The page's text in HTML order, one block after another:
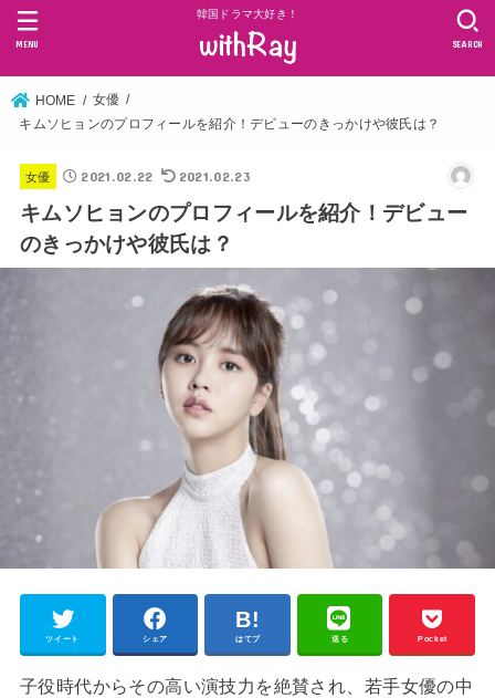
韓国ドラマ大好き！
SEARCH
MENU
HOME
女優
キムソヒョンのプロフィールを紹介！デビューのきっかけや彼氏は？
女優 2021.02.22 2021.02.23
キムソヒョンのプロフィールを紹介！デビュー
のきっかけや彼氏は？
ツイート シェア はてブ 送る Pocket
子役時代からその高い演技力を絶賛され、若手女優の中